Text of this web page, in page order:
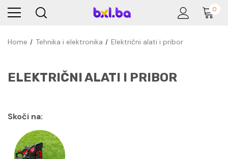
0
Home Tehnika i elektronika Električni alati i pribor
ELEKTRIČNI ALATI I PRIBOR
Skoči na: